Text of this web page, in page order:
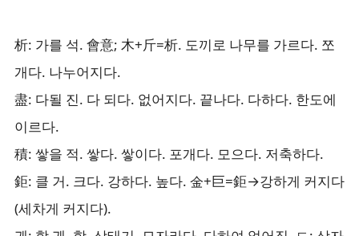
析: 가를 석. 會意; 木+斤=析. 도끼로 나무를 가르다. 쪼
개다. 나누어지다.
盡: 다될 진. 다 되다. 없어지다. 끝나다. 다하다. 한도에
이르다.
積: 쌓을 적. 쌓다. 쌓이다. 포개다. 모으다. 저축하다.
鉅: 클 거. 크다. 강하다. 높다. 金+巨=鉅→강하게 커지다
(세차게 커지다).